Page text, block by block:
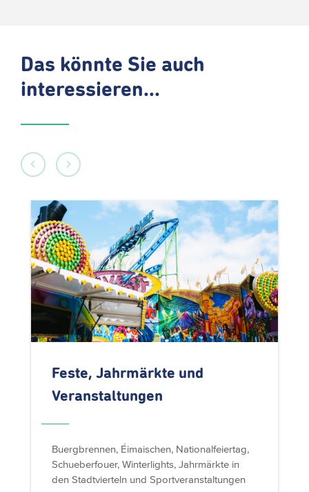
Das könnte Sie auch
interessieren...
Feste, Jahrmärkte und
Veranstaltungen
Buergbrennen, Éimaischen, Nationalfeiertag,
Schueberfouer, Winterlights, Jahrmärkte in
den Stadtvierteln und Sportveranstaltungen